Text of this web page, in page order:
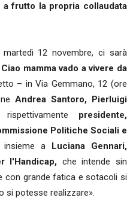
frutto la propria collaudata
12 novembre, ci sarà
mamma vado a vivere da
– in Via Gemmano, 12 (ore
Andrea Santoro, Pierluigi
rispettivamente presidente,
Politiche Sociali e
insieme a Luciana Gennari,
l'Handicap, che intende sin
con grande fatica e sotacoli si
si potesse realizzare».